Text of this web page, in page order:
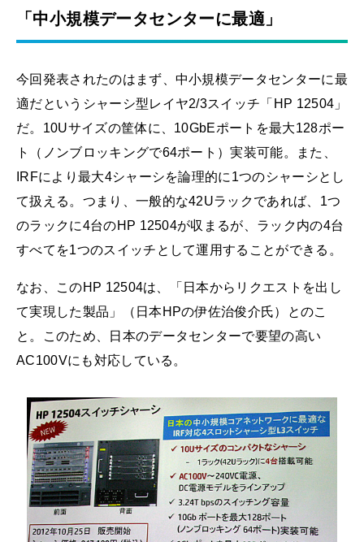
「中小規模データセンターに最適」
今回発表されたのはまず、中小規模データセンターに最
適だというシャーシ型レイヤ2/3スイッチ「HP 12504」
だ。10Uサイズの筐体に、10GbEポートを最大128ポー
ト（ノンブロッキングで64ポート）実装可能。また、
IRFにより最大4シャーシを論理的に1つのシャーシとし
て扱える。つまり、一般的な42Uラックであれば、1つ
のラックに4台のHP 12504が収まるが、ラック内の4台
すべてを1つのスイッチとして運用することができる。
なお、このHP 12504は、「日本からリクエストを出し
て実現した製品」（日本HPの伊佐治俊介氏）とのこ
と。このため、日本のデータセンターで要望の高い
AC100Vにも対応している。